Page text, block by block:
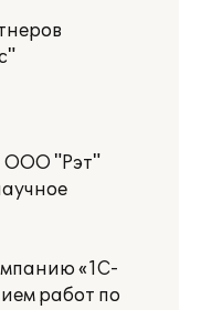
ООО "Рэт"
«1С-
работ по